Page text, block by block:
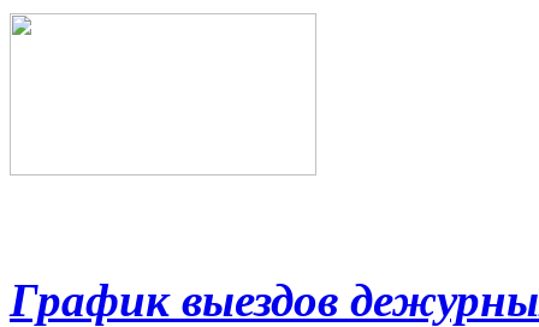
График выездов